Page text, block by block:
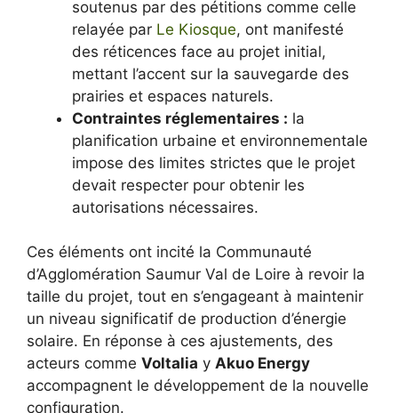
soutenus par des pétitions comme celle
relayée par Le Kiosque, ont manifesté
des réticences face au projet initial,
mettant l’accent sur la sauvegarde des
prairies et espaces naturels.
Contraintes réglementaires : la
planification urbaine et environnementale
impose des limites strictes que le projet
devait respecter pour obtenir les
autorisations nécessaires.
Ces éléments ont incité la Communauté
d’Agglomération Saumur Val de Loire à revoir la
taille du projet, tout en s’engageant à maintenir
un niveau significatif de production d’énergie
solaire. En réponse à ces ajustements, des
acteurs comme Voltalia y Akuo Energy
accompagnent le développement de la nouvelle
configuration.